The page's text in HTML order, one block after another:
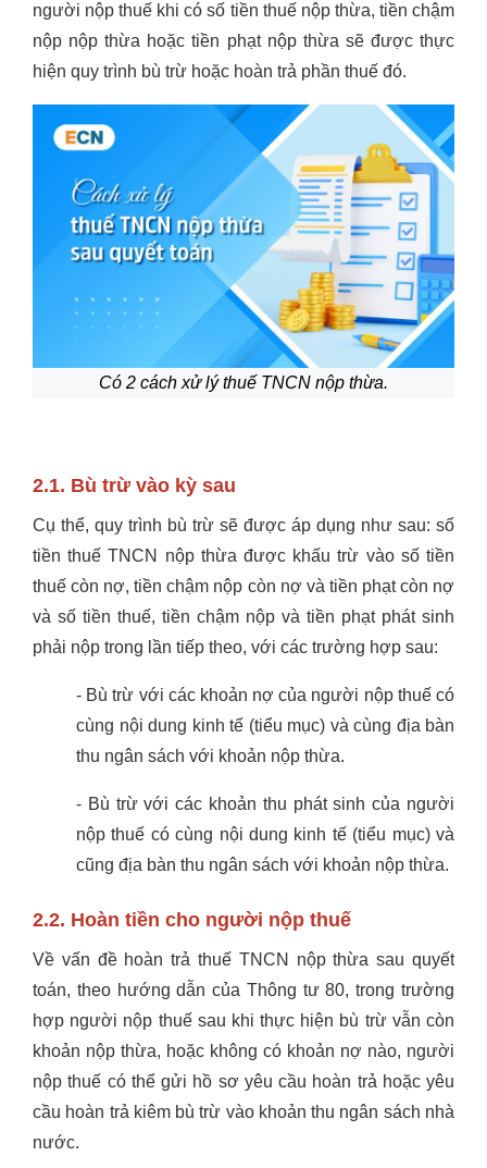
người nộp thuế khi có số tiền thuế nộp thừa, tiền chậm
nộp nộp thừa hoặc tiền phạt nộp thừa sẽ được thực
hiện quy trình bù trừ hoặc hoàn trả phần thuế đó.
Có 2 cách xử lý thuế TNCN nộp thừa.
2.1. Bù trừ vào kỳ sau
Cụ thể, quy trình bù trừ sẽ được áp dụng như sau: số
tiền thuế TNCN nộp thừa được khấu trừ vào số tiền
thuế còn nợ, tiền chậm nộp còn nợ và tiền phạt còn nợ
và số tiền thuế, tiền chậm nộp và tiền phạt phát sinh
phải nộp trong lần tiếp theo, với các trường hợp sau:
- Bù trừ với các khoản nợ của người nộp thuế có
cùng nội dung kinh tế (tiểu mục) và cùng địa bàn
thu ngân sách với khoản nộp thừa.
- Bù trừ với các khoản thu phát sinh của người
nộp thuế có cùng nội dung kinh tế (tiểu mục) và
cũng địa bàn thu ngân sách với khoản nộp thừa.
2.2. Hoàn tiền cho người nộp thuế
Về vấn đề hoàn trả thuế TNCN nộp thừa sau quyết
toán, theo hướng dẫn của Thông tư 80, trong trường
hợp người nộp thuế sau khi thực hiện bù trừ vẫn còn
khoản nộp thừa, hoặc không có khoản nợ nào, người
nộp thuế có thể gửi hồ sơ yêu cầu hoàn trả hoặc yêu
cầu hoàn trả kiêm bù trừ vào khoản thu ngân sách nhà
nước.